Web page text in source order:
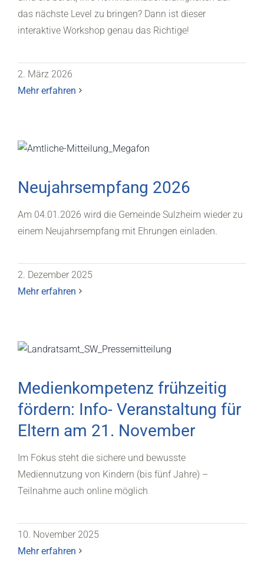
das nächste Level zu bringen? Dann ist dieser
interaktive Workshop genau das Richtige!
2. März 2026
Mehr erfahren
Neujahrsempfang 2026
Am 04.01.2026 wird die Gemeinde Sulzheim wieder zu
einem Neujahrsempfang mit Ehrungen einladen.
2. Dezember 2025
Mehr erfahren
Medienkompetenz frühzeitig
fördern: Info- Veranstaltung für
Eltern am 21. November
Im Fokus steht die sichere und bewusste
Mediennutzung von Kindern (bis fünf Jahre) –
Teilnahme auch online möglich
10. November 2025
Mehr erfahren